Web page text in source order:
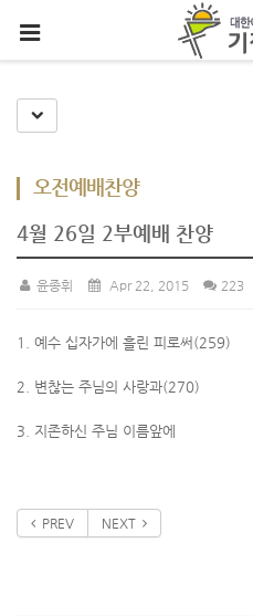
Toggle Dropdown
오전예배찬양
4월 26일 2부예배 찬양
윤종휘 Apr 22, 2015 223
1. 예수 십자가에 흘린 피로써(259)
2. 변찮는 주님의 사랑과(270)
3. 지존하신 주님 이름앞에
PREV NEXT